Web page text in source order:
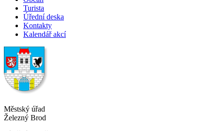
Turista
Úřední deska
Kontakty
Kalendář akcí
Městský úřad
Železný Brod